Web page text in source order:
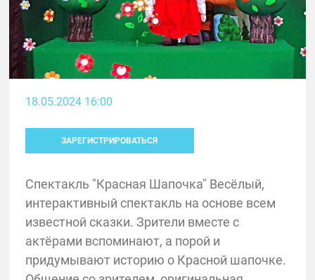
18.05.2024 16:00
ЗАРЕГИСТРИРОВАТЬСЯ
Спектакль "Красная Шапочка" Весёлый,
интерактивный спектакль на основе всем
известной сказки. Зрители вместе с
актёрами вспоминают, а порой и
придумывают историю о Красной шапочке.